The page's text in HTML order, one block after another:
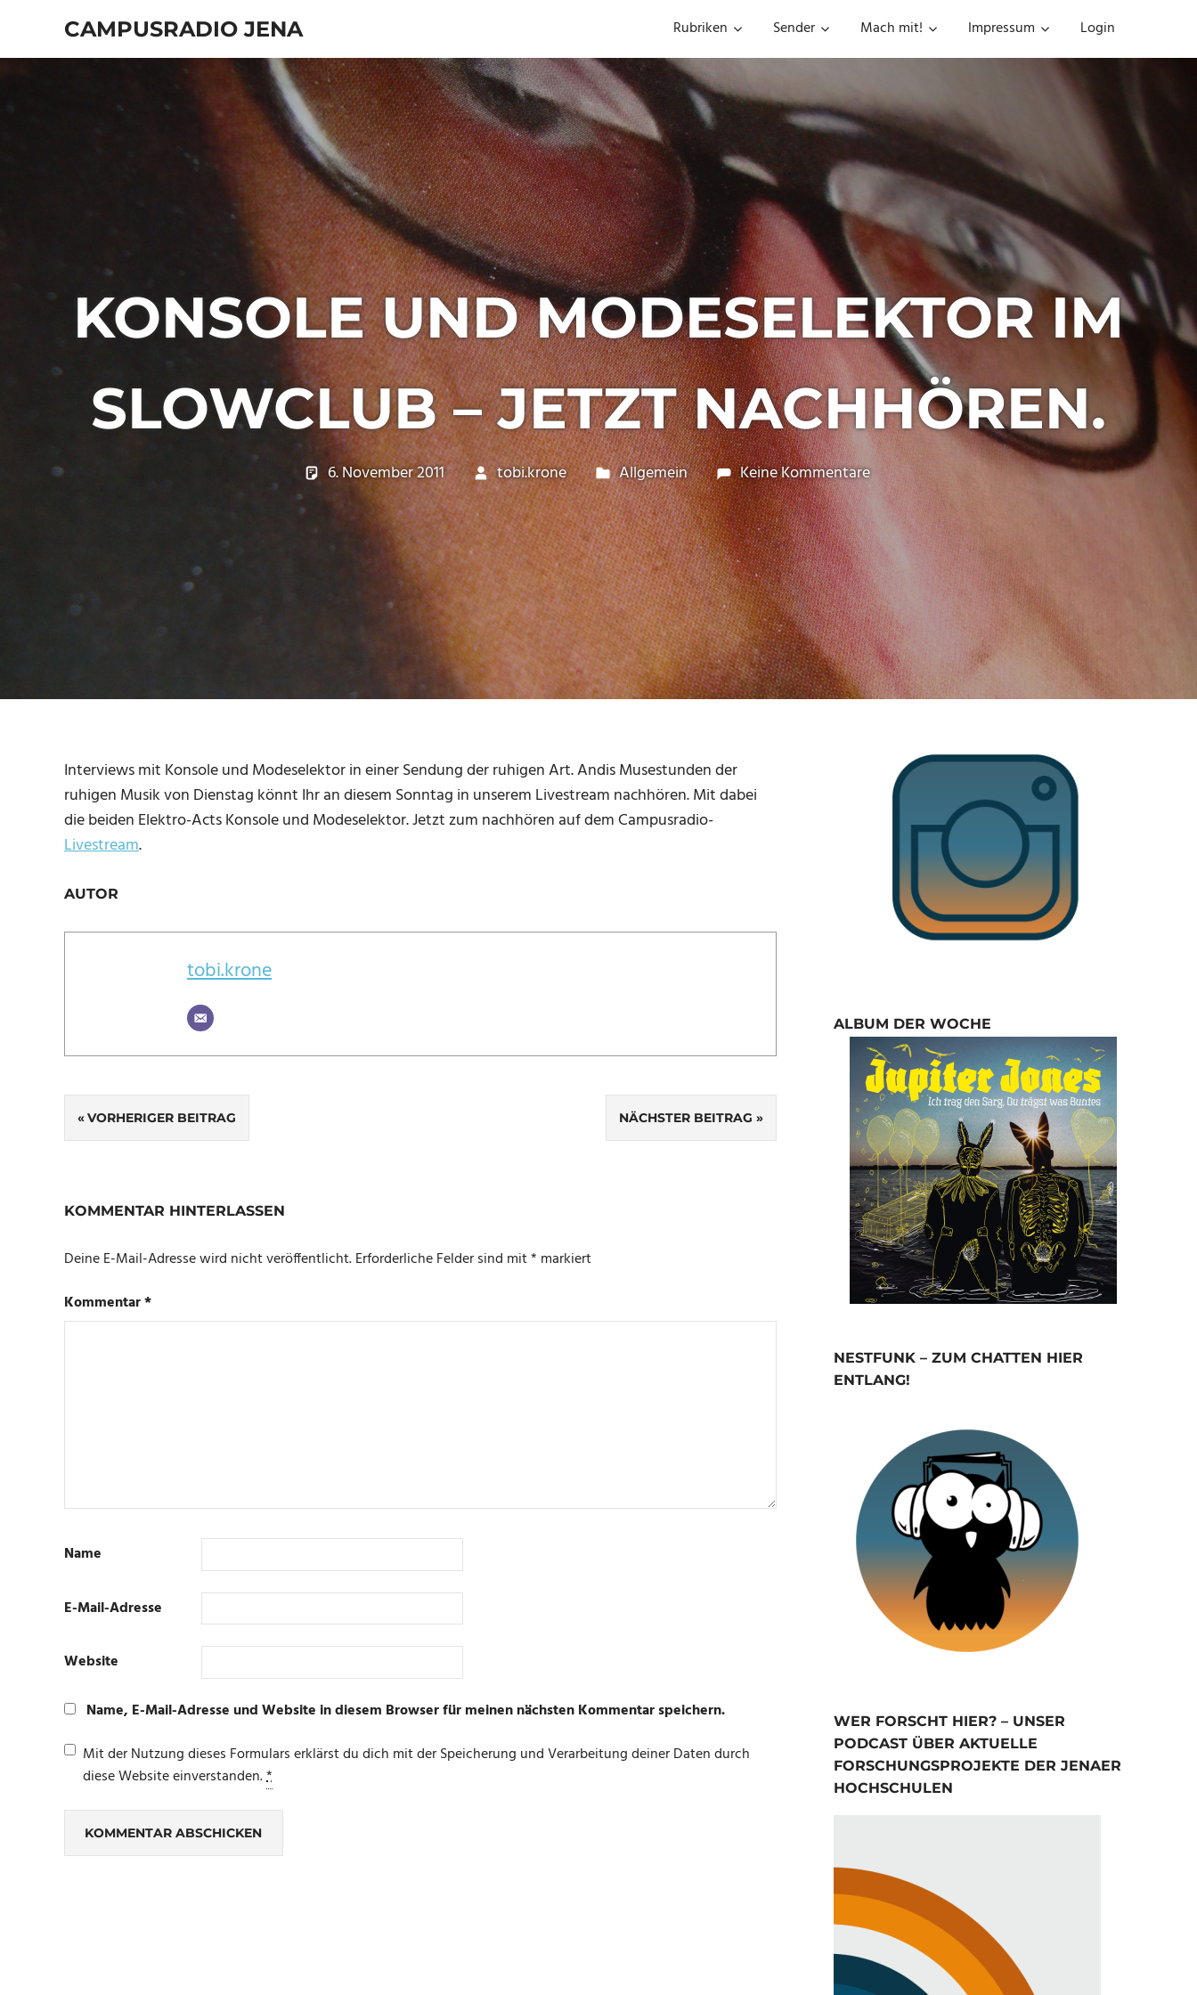
springen
CAMPUSRADIO JENA
103.4
Rubriken Sender Mach mit! Impressum Login
KONSOLE UND MODESELEKTOR IM
SLOWCLUB – JETZT NACHHÖREN.
6. November 2011 tobi.krone Allgemein Keine Kommentare
Interviews mit Konsole und Modeselektor in einer Sendung der ruhigen Art. Andis Musestunden der
ruhigen Musik von Dienstag könnt Ihr an diesem Sonntag in unserem Livestream nachhören. Mit dabei
die beiden Elektro-Acts Konsole und Modeselektor. Jetzt zum nachhören auf dem Campusradio-
Livestream.
AUTOR
tobi.krone
Beitragsnavigation
VORHERIGER BEITRAG NÄCHSTER BEITRAG
KOMMENTAR HINTERLASSEN
Deine E-Mail-Adresse wird nicht veröffentlicht.Erforderliche Felder sind mit* markiert
Kommentar*
Name
E-Mail-Adresse
Website
Name, E-Mail-Adresse und Website in diesem Browser für meinen nächsten Kommentar speichern.
Mit der Nutzung dieses Formulars erklärst du dich mit der Speicherung und Verarbeitung deiner Daten durch
diese Website einverstanden.*
ALBUM DER WOCHE
NESTFUNK – ZUM CHATTEN HIER
ENTLANG!
WER FORSCHT HIER? – UNSER
PODCAST ÜBER AKTUELLE
FORSCHUNGSPROJEKTE DER JENAER
HOCHSCHULEN